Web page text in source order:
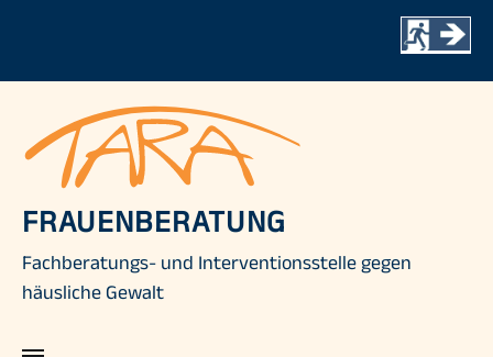
content
FRAUENBERATUNG
Fachberatungs- und Interventionsstelle gegen
häusliche Gewalt